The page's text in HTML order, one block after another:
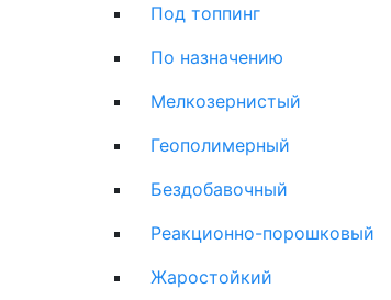
Под топпинг
По назначению
Мелкозернистый
Геополимерный
Бездобавочный
Реакционно-порошковый
Жаростойкий